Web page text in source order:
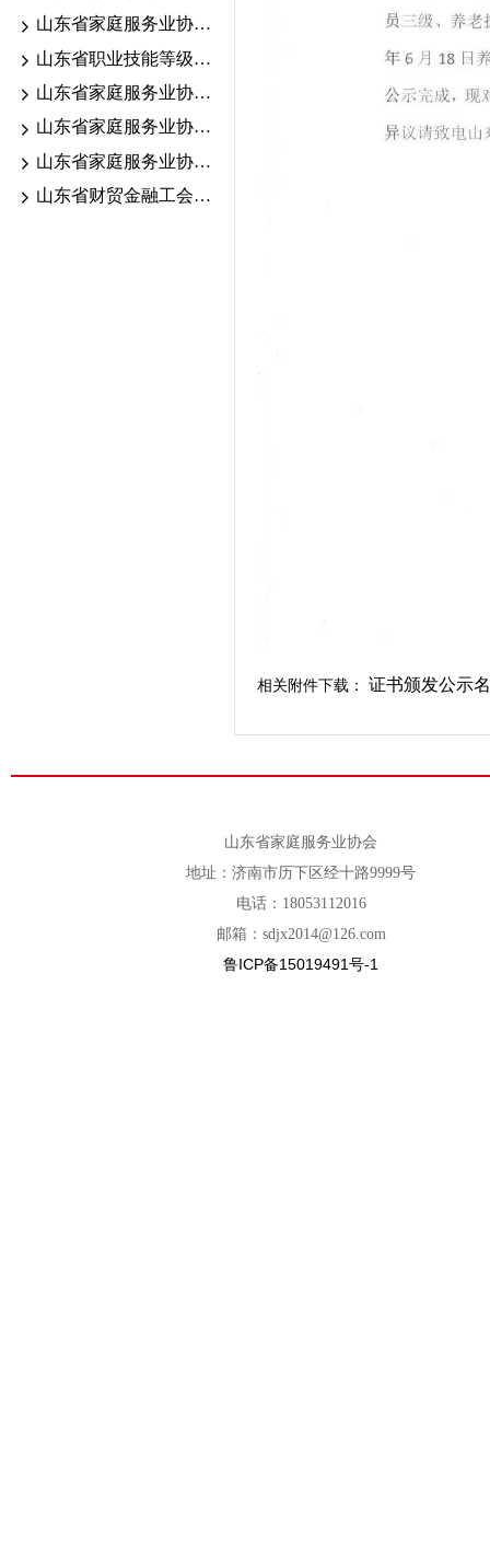
山东省家庭服务业协会7.10-16考期证书颁发公示
山东省职业技能等级认定育婴联考山东省家庭服务业协会考点成绩公示
山东省家庭服务业协会职业技能等级认定2026年7.10-16考期成绩公示
山东省家庭服务业协会2026.6.13-18考期证书颁发公示
山东省家庭服务业协会2026年职业技能等级认定公告
山东省财贸金融工会“送清凉”活动走进家庭服务行业一线
相关附件下载： 证书颁发公
山东省家庭服务业协会
地址：济南市历下区经十路9999号
电话：18053112016
邮箱：sdjx2014@126.com
鲁ICP备15019491号-1